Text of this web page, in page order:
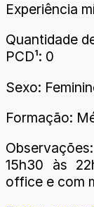
Experiência
Quantidade
PCD¹: 0
Sexo:
Formação:
15h30 às
office e com